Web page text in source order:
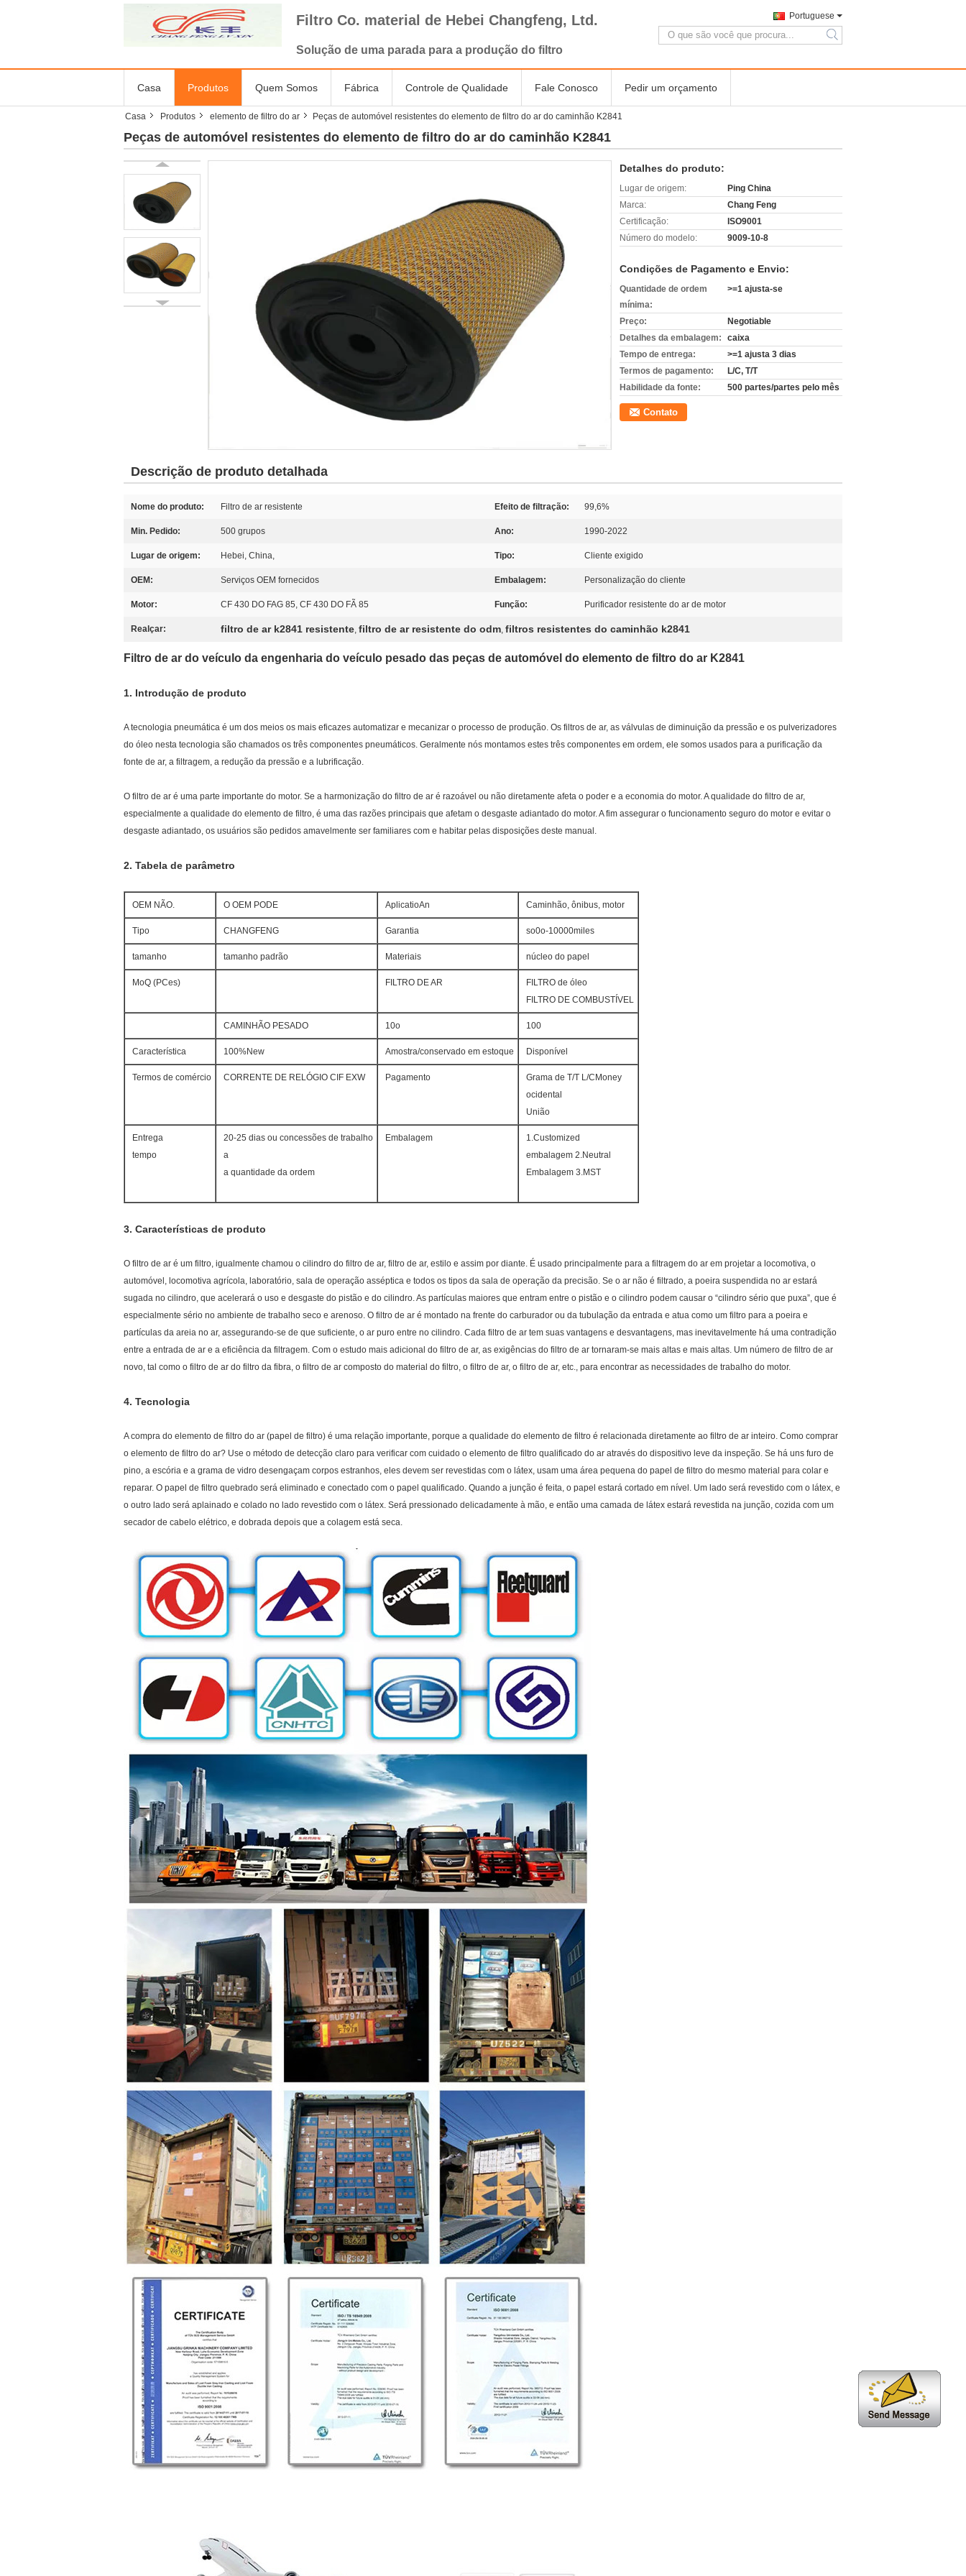
Filtro Co. material de Hebei Changfeng, Ltd.
Solução de uma parada para a produção do filtro
Portuguese
search
Casa Produtos Quem Somos Fábrica Controle de Qualidade Fale Conosco Pedir um orçamento
Casa Produtos elemento de filtro do ar Peças de automóvel resistentes do elemento de filtro do ar do caminhão K2841
Peças de automóvel resistentes do elemento de filtro do ar do caminhão K2841
Detalhes do produto:
Lugar de origem:
Ping China
Marca:
Chang Feng
Certificação:
ISO9001
Número do modelo:
9009-10-8
Condições de Pagamento e Envio:
Quantidade de ordem
mínima:
>=1 ajusta-se
Preço:
Negotiable
Detalhes da embalagem:
caixa
Tempo de entrega:
>=1 ajusta 3 dias
Termos de pagamento:
L/C, T/T
Habilidade da fonte:
500 partes/partes pelo mês
Contato
Descrição de produto detalhada
Nome do produto: Filtro de ar resistente Efeito de filtração: 99,6%
Min. Pedido: 500 grupos Ano: 1990-2022
Lugar de origem: Hebei, China, Tipo: Cliente exigido
OEM: Serviços OEM fornecidos Embalagem: Personalização do cliente
Motor: CF 430 DO FAG 85, CF 430 DO FÃ 85 Função: Purificador resistente do ar de motor
Realçar: filtro de ar k2841 resistente, filtro de ar resistente do odm, filtros resistentes do caminhão k2841
Filtro de ar do veículo da engenharia do veículo pesado das peças de automóvel do elemento de filtro do ar K2841
1. Introdução de produto
A tecnologia pneumática é um dos meios os mais eficazes automatizar e mecanizar o processo de produção. Os filtros de ar, as válvulas de diminuição da pressão e os pulverizadores
do óleo nesta tecnologia são chamados os três componentes pneumáticos. Geralmente nós montamos estes três componentes em ordem, ele somos usados para a purificação da
fonte de ar, a filtragem, a redução da pressão e a lubrificação.
O filtro de ar é uma parte importante do motor. Se a harmonização do filtro de ar é razoável ou não diretamente afeta o poder e a economia do motor. A qualidade do filtro de ar,
especialmente a qualidade do elemento de filtro, é uma das razões principais que afetam o desgaste adiantado do motor. A fim assegurar o funcionamento seguro do motor e evitar o
desgaste adiantado, os usuários são pedidos amavelmente ser familiares com e habitar pelas disposições deste manual.
2. Tabela de parâmetro
OEM NÃO. O OEM PODE AplicatioAn Caminhão, ônibus, motor
Tipo CHANGFENG Garantia so0o-10000miles
tamanho tamanho padrão Materiais núcleo do papel
MoQ (PCes) FILTRO DE AR
FILTRO de óleo
FILTRO DE COMBUSTÍVEL
CAMINHÃO PESADO 10o 100
Característica 100%New Amostra/conservado em estoque Disponível
Termos de comércio CORRENTE DE RELÓGIO CIF EXW Pagamento
Grama de T/T L/CMoney
ocidental
União
Entrega
tempo
20-25 dias ou concessões de trabalho
a
a quantidade da ordem
Embalagem
1.Customized
embalagem 2.Neutral
Embalagem 3.MST
3. Características de produto
O filtro de ar é um filtro, igualmente chamou o cilindro do filtro de ar, filtro de ar, estilo e assim por diante. É usado principalmente para a filtragem do ar em projetar a locomotiva, o
automóvel, locomotiva agrícola, laboratório, sala de operação asséptica e todos os tipos da sala de operação da precisão. Se o ar não é filtrado, a poeira suspendida no ar estará
sugada no cilindro, que acelerará o uso e desgaste do pistão e do cilindro. As partículas maiores que entram entre o pistão e o cilindro podem causar o “cilindro sério que puxa”, que é
especialmente sério no ambiente de trabalho seco e arenoso. O filtro de ar é montado na frente do carburador ou da tubulação da entrada e atua como um filtro para a poeira e
partículas da areia no ar, assegurando-se de que suficiente, o ar puro entre no cilindro. Cada filtro de ar tem suas vantagens e desvantagens, mas inevitavelmente há uma contradição
entre a entrada de ar e a eficiência da filtragem. Com o estudo mais adicional do filtro de ar, as exigências do filtro de ar tornaram-se mais altas e mais altas. Um número de filtro de ar
novo, tal como o filtro de ar do filtro da fibra, o filtro de ar composto do material do filtro, o filtro de ar, o filtro de ar, etc., para encontrar as necessidades de trabalho do motor.
4. Tecnologia
A compra do elemento de filtro do ar (papel de filtro) é uma relação importante, porque a qualidade do elemento de filtro é relacionada diretamente ao filtro de ar inteiro. Como comprar
o elemento de filtro do ar? Use o método de detecção claro para verificar com cuidado o elemento de filtro qualificado do ar através do dispositivo leve da inspeção. Se há uns furo de
pino, a escória e a grama de vidro desengaçam corpos estranhos, eles devem ser revestidas com o látex, usam uma área pequena do papel de filtro do mesmo material para colar e
reparar. O papel de filtro quebrado será eliminado e conectado com o papel qualificado. Quando a junção é feita, o papel estará cortado em nível. Um lado será revestido com o látex, e
o outro lado será aplainado e colado no lado revestido com o látex. Será pressionado delicadamente à mão, e então uma camada de látex estará revestida na junção, cozida com um
secador de cabelo elétrico, e dobrada depois que a colagem está seca.